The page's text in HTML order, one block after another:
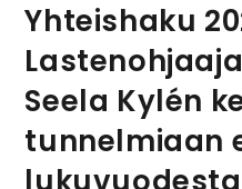
Yhteishaku
Seela Kylén
tunnelmiaan